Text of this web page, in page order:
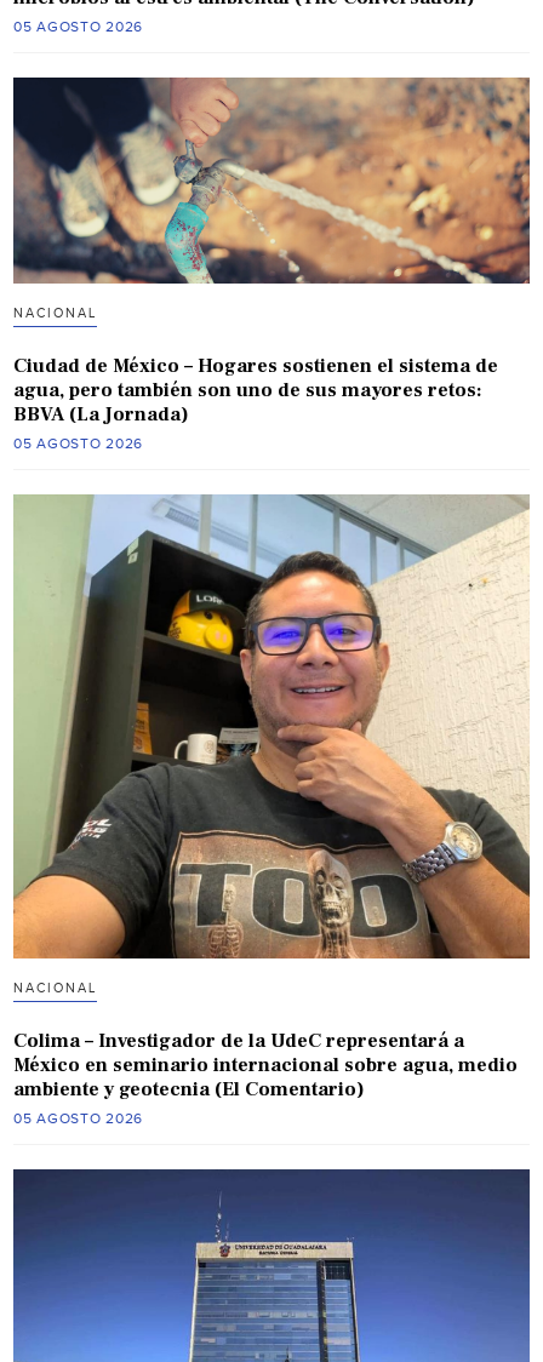
05 AGOSTO 2026
NACIONAL
Ciudad de México – Hogares sostienen el sistema de
agua, pero también son uno de sus mayores retos:
BBVA (La Jornada)
05 AGOSTO 2026
NACIONAL
Colima – Investigador de la UdeC representará a
México en seminario internacional sobre agua, medio
ambiente y geotecnia (El Comentario)
05 AGOSTO 2026